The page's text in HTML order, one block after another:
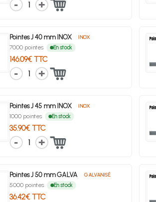
1
Pointes J 40 mm INOX INOX
7000 pointes En stock
146.09€ TTC
1
Pointes J 45 mm INOX INOX
1000 pointes En stock
35.90€ TTC
1
Pointes J 50 mm GALVA GALVANISÉ
5000 pointes En stock
36.42€ TTC